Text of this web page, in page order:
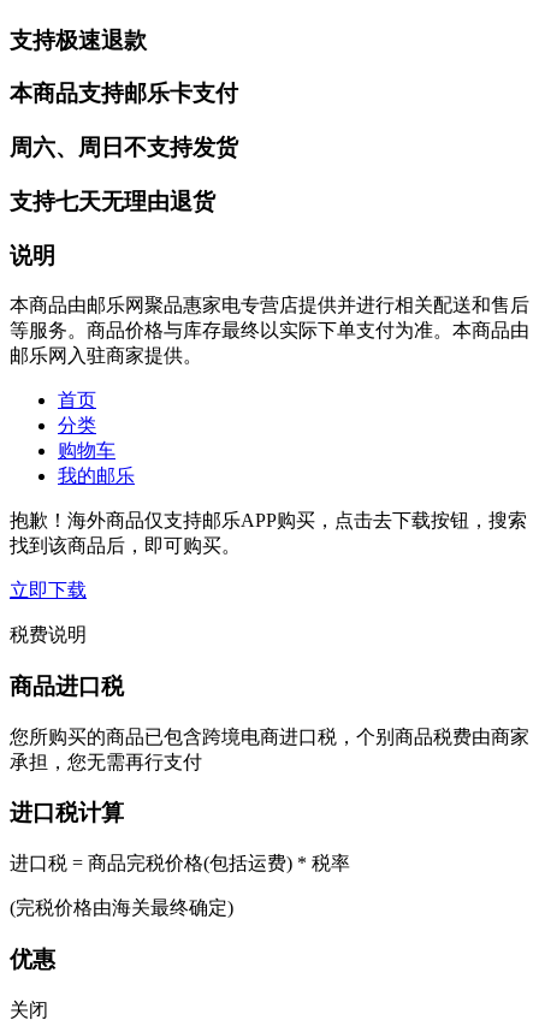
支持极速退款
本商品支持邮乐卡支付
周六、周日不支持发货
支持七天无理由退货
说明
本商品由邮乐网聚品惠家电专营店提供并进行相关配送和售后
等服务。商品价格与库存最终以实际下单支付为准。本商品由
邮乐网入驻商家提供。
首页
分类
购物车
我的邮乐
抱歉！海外商品仅支持邮乐APP购买，点击去下载按钮，搜索
找到该商品后，即可购买。
立即下载
税费说明
商品进口税
您所购买的商品已包含跨境电商进口税，个别商品税费由商家
承担，您无需再行支付
进口税计算
进口税 = 商品完税价格(包括运费) * 税率
(完税价格由海关最终确定)
优惠
关闭